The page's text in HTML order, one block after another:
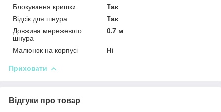
Блокування кришки
Так
Відсік для шнура
Так
Довжина мережевого
шнура
0.7 м
Малюнок на корпусі Ні
Приховати
Відгуки про товар